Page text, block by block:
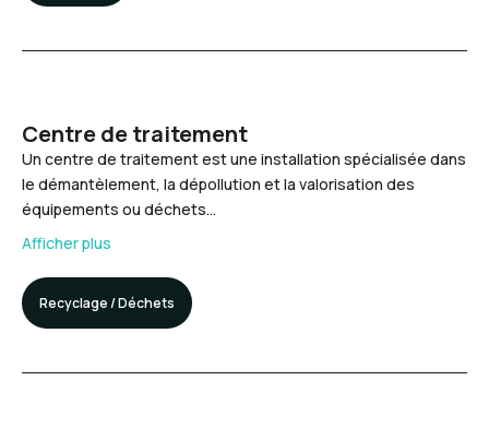
Centre de traitement
Un centre de traitement est une installation spécialisée dans
le démantèlement, la dépollution et la valorisation des
équipements ou déchets…
Afficher plus
Recyclage / Déchets